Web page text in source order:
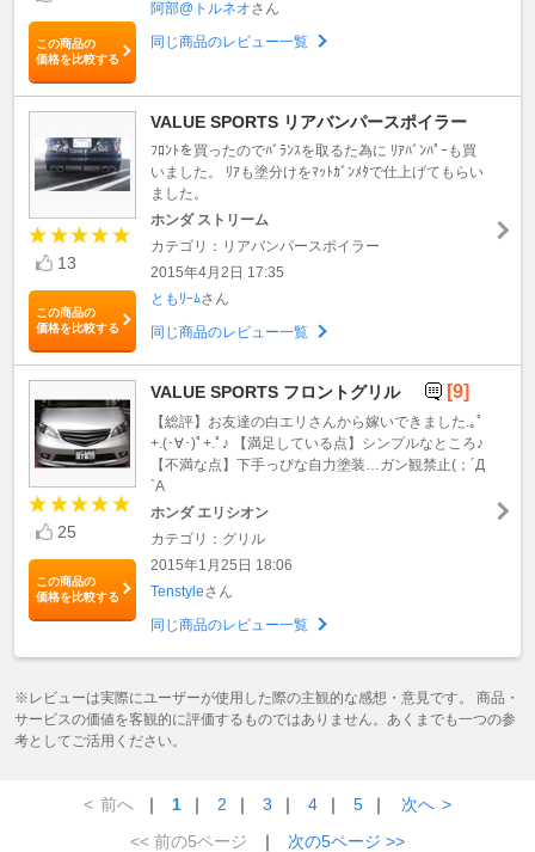
この商品の
価格を比較する
阿部@トルネオさん
同じ商品のレビュー一覧
13
この商品の
価格を比較する
VALUE SPORTS リアバンパースポイラー
ﾌﾛﾝﾄを買ったのでﾊﾞﾗﾝｽを取るた為に ﾘｱﾊﾞﾝﾊﾟｰも買
いました。 ﾘｱも塗分けをﾏｯﾄｶﾞﾝﾒﾀで仕上げてもらい
ました。
ホンダ ストリーム
カテゴリ：リアバンパースポイラー
2015年4月2日 17:35
ともﾘｰﾑさん
同じ商品のレビュー一覧
25
この商品の
価格を比較する
VALUE SPORTS フロントグリル [9]
【総評】お友達の白エリさんから嫁いできました.｡ﾟ
+.(･∀･)ﾟ+.ﾟ♪ 【満足している点】シンプルなところ♪
【不満な点】下手っぴな自力塗装…ガン観禁止(；´Д
`A
ホンダ エリシオン
カテゴリ：グリル
2015年1月25日 18:06
Tenstyleさん
同じ商品のレビュー一覧
※レビューは実際にユーザーが使用した際の主観的な感想・意見です。 商品・
サービスの価値を客観的に評価するものではありません。あくまでも一つの参
考としてご活用ください。
< 前へ ｜ 1 ｜ 2 ｜ 3 ｜ 4 ｜ 5 ｜ 次へ >
<< 前の5ページ
｜ 次の5ページ >>